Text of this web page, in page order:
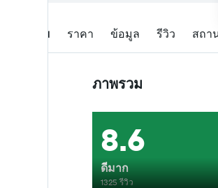
ภาพรวม ราคา ข้อมูล รีวิว สถา
ภาพรวม
8.6
ดีมาก
1325 รีวิว